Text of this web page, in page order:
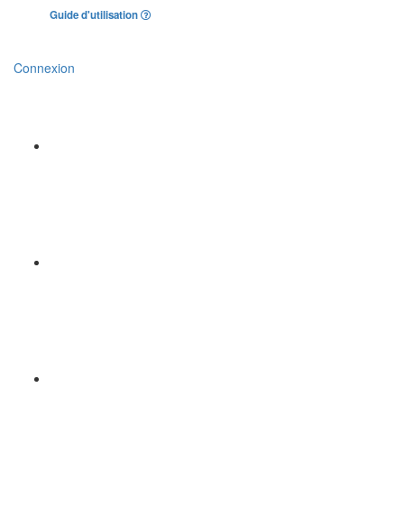
Guide d'utilisation
Connexion